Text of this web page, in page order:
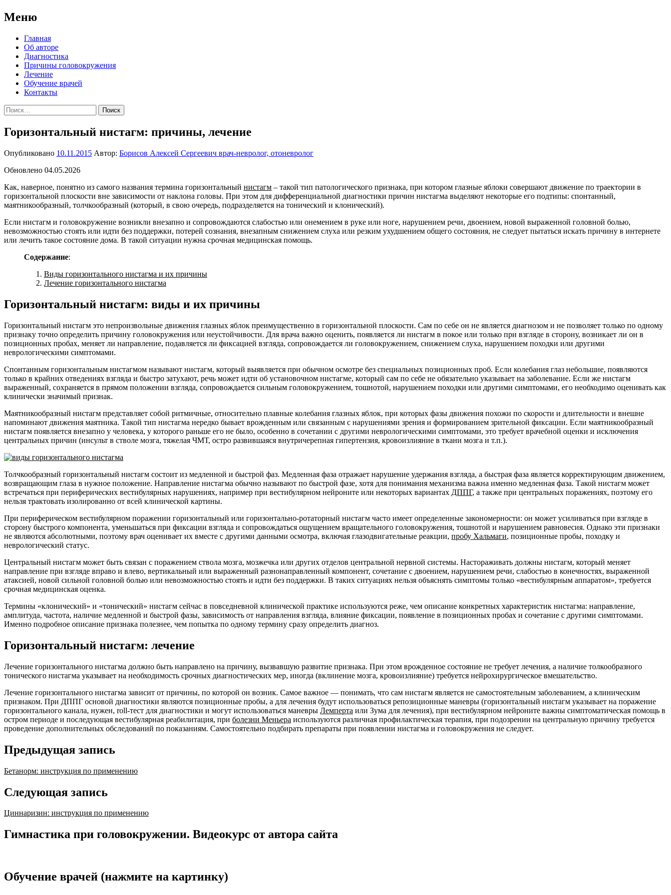
Меню
Перейти
содержимому
Главная
Об авторе
Диагностика
Причины головокружения
Лечение
Обучение врачей
Контакты
Найти:
Горизонтальный нистагм: причины, лечение
Опубликовано 10.11.2015 Автор: Борисов Алексей Сергеевич врач-невролог, отоневролог
Обновлено 04.05.2026
Как, наверное, понятно из самого названия термина горизонтальный нистагм – такой тип патологического признака, при котором глазные яблоки совершают движение по траектории в
горизонтальной плоскости вне зависимости от наклона головы. При этом для дифференциальной диагностики причин нистагма выделяют некоторые его подтипы: спонтанный,
маятникообразный, толчкообразный (который, в свою очередь, подразделяется на тонический и клонический).
Если нистагм и головокружение возникли внезапно и сопровождаются слабостью или онемением в руке или ноге, нарушением речи, двоением, новой выраженной головной болью,
невозможностью стоять или идти без поддержки, потерей сознания, внезапным снижением слуха или резким ухудшением общего состояния, не следует пытаться искать причину в интернете
или лечить такое состояние дома. В такой ситуации нужна срочная медицинская помощь.
Содержание:
Виды горизонтального нистагма и их причины
Лечение горизонтального нистагма
Горизонтальный нистагм: виды и их причины
Горизонтальный нистагм это непроизвольные движения глазных яблок преимущественно в горизонтальной плоскости. Сам по себе он не является диагнозом и не позволяет только по одному
признаку точно определить причину головокружения или неустойчивости. Для врача важно оценить, появляется ли нистагм в покое или только при взгляде в сторону, возникает ли он в
позиционных пробах, меняет ли направление, подавляется ли фиксацией взгляда, сопровождается ли головокружением, снижением слуха, нарушением походки или другими
неврологическими симптомами.
Спонтанным горизонтальным нистагмом называют нистагм, который выявляется при обычном осмотре без специальных позиционных проб. Если колебания глаз небольшие, появляются
только в крайних отведениях взгляда и быстро затухают, речь может идти об установочном нистагме, который сам по себе не обязательно указывает на заболевание. Если же нистагм
выраженный, сохраняется в прямом положении взгляда, сопровождается сильным головокружением, тошнотой, нарушением походки или другими симптомами, его необходимо оценивать как
клинически значимый признак.
Маятникообразный нистагм представляет собой ритмичные, относительно плавные колебания глазных яблок, при которых фазы движения похожи по скорости и длительности и внешне
напоминают движения маятника. Такой тип нистагма нередко бывает врожденным или связанным с нарушениями зрения и формированием зрительной фиксации. Если маятникообразный
нистагм появляется внезапно у человека, у которого раньше его не было, особенно в сочетании с другими неврологическими симптомами, это требует врачебной оценки и исключения
центральных причин (инсульт в стволе мозга, тяжелая ЧМТ, остро развившаяся внутричерепная гипертензия, кровоизлияние в ткани мозга и т.п.).
Толчкообразный горизонтальный нистагм состоит из медленной и быстрой фаз. Медленная фаза отражает нарушение удержания взгляда, а быстрая фаза является корректирующим движением,
возвращающим глаза в нужное положение. Направление нистагма обычно называют по быстрой фазе, хотя для понимания механизма важна именно медленная фаза. Такой нистагм может
встречаться при периферических вестибулярных нарушениях, например при вестибулярном нейроните или некоторых вариантах ДППГ, а также при центральных поражениях, поэтому его
нельзя трактовать изолированно от всей клинической картины.
При периферическом вестибулярном поражении горизонтальный или горизонтально-ротаторный нистагм часто имеет определенные закономерности: он может усиливаться при взгляде в
сторону быстрого компонента, уменьшаться при фиксации взгляда и сопровождаться ощущением вращательного головокружения, тошнотой и нарушением равновесия. Однако эти признаки
не являются абсолютными, поэтому врач оценивает их вместе с другими данными осмотра, включая глазодвигательные реакции, пробу Хальмаги, позиционные пробы, походку и
неврологический статус.
Центральный нистагм может быть связан с поражением ствола мозга, мозжечка или других отделов центральной нервной системы. Настораживать должны нистагм, который меняет
направление при взгляде вправо и влево, вертикальный или выраженный разнонаправленный компонент, сочетание с двоением, нарушением речи, слабостью в конечностях, выраженной
атаксией, новой сильной головной болью или невозможностью стоять и идти без поддержки. В таких ситуациях нельзя объяснять симптомы только «вестибулярным аппаратом», требуется
срочная медицинская оценка.
Термины «клонический» и «тонический» нистагм сейчас в повседневной клинической практике используются реже, чем описание конкретных характеристик нистагма: направление,
амплитуда, частота, наличие медленной и быстрой фазы, зависимость от направления взгляда, влияние фиксации, появление в позиционных пробах и сочетание с другими симптомами.
Именно подробное описание признака полезнее, чем попытка по одному термину сразу определить диагноз.
Горизонтальный нистагм: лечение
Лечение горизонтального нистагма должно быть направлено на причину, вызвавшую развитие признака. При этом врожденное состояние не требует лечения, а наличие толкообразного
тонического нистагма указывает на необходимость срочных диагностических мер, иногда (вклинение мозга, кровоизлияние) требуется нейрохирургическое вмешательство.
Лечение горизонтального нистагма зависит от причины, по которой он возник. Самое важное — понимать, что сам нистагм является не самостоятельным заболеванием, а клиническим
признаком. При ДППГ основой диагностики являются позиционные пробы, а для лечения будут использоваться репозиционные маневры (горизонтальный нистагм указывает на поражение
горизонтального канала, нужен, roll-тест для диагностики и могут использоваться маневры Лемперта или Зума для лечения), при вестибулярном нейроните важны симптоматическая помощь в
остром периоде и последующая вестибулярная реабилитация, при болезни Меньера используются различная профилактическая терапия, при подозрении на центральную причину требуется
проведение дополнительных обследований по показаниям. Самостоятельно подбирать препараты при появлении нистагма и головокружения не следует.
Предыдущая запись
Бетанорм: инструкция по применению
Следующая запись
Циннаризин: инструкция по применению
Гимнастика при головокружении. Видеокурс от автора сайта
Обучение врачей (нажмите на картинку)